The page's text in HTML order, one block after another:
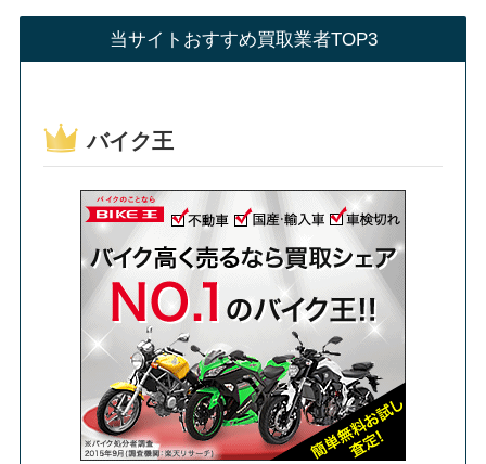
当サイトおすすめ買取業者TOP3
バイク王